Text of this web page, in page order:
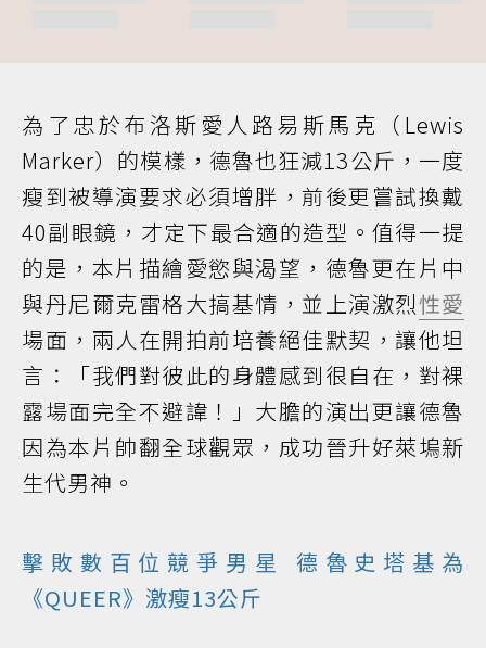
為了忠於布洛斯愛人路易斯馬克（Lewis
Marker）的模樣，德魯也狂減13公斤，一度
瘦到被導演要求必須增胖，前後更嘗試換戴
40副眼鏡，才定下最合適的造型。值得一提
的是，本片描繪愛慾與渴望，德魯更在片中
與丹尼爾克雷格大搞基情，並上演激烈性愛
場面，兩人在開拍前培養絕佳默契，讓他坦
言：「我們對彼此的身體感到很自在，對裸
露場面完全不避諱！」大膽的演出更讓德魯
因為本片帥翻全球觀眾，成功晉升好萊塢新
生代男神。
擊敗數百位競爭男星 德魯史塔基為
《QUEER》激瘦13公斤